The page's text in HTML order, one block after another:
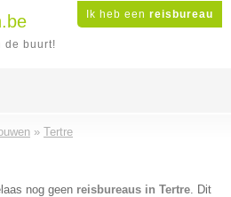
Ik heb een reisbureau
de buurt!
» Tertre
nog geen reisbureaus in Tertre. Dit